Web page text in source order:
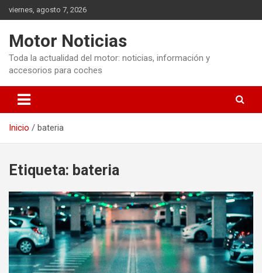
Saltar
al
viernes, agosto 7, 2026
Motor Noticias
Toda la actualidad del motor: noticias, información y
accesorios para coches
Inicio bateria
Etiqueta: bateria